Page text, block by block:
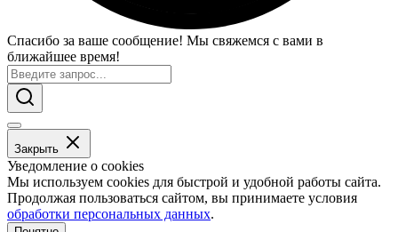
Спасибо за ваше сообщение! Мы свяжемся с вами в
ближайшее время!
Закрыть
Уведомление о cookies
Мы используем cookies для быстрой и удобной работы сайта.
Продолжая пользоваться сайтом, вы принимаете условия
обработки персональных данных.